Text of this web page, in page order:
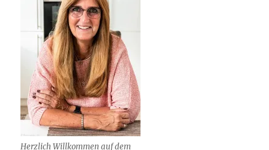
Herzlich Willkommen auf dem